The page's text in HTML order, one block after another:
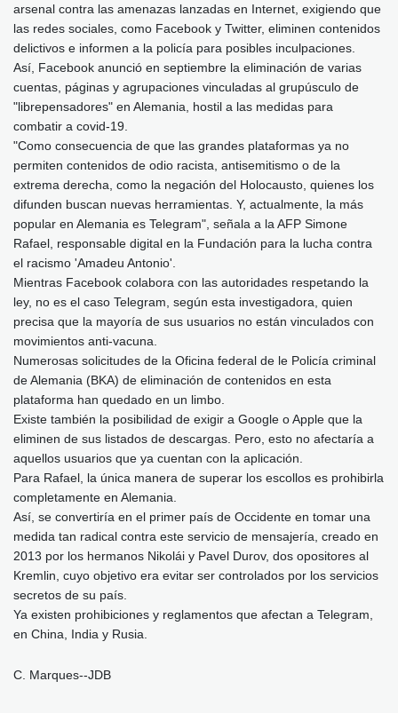
arsenal contra las amenazas lanzadas en Internet, exigiendo que
las redes sociales, como Facebook y Twitter, eliminen contenidos
delictivos e informen a la policía para posibles inculpaciones.
Así, Facebook anunció en septiembre la eliminación de varias
cuentas, páginas y agrupaciones vinculadas al grupúsculo de
"librepensadores" en Alemania, hostil a las medidas para
combatir a covid-19.
"Como consecuencia de que las grandes plataformas ya no
permiten contenidos de odio racista, antisemitismo o de la
extrema derecha, como la negación del Holocausto, quienes los
difunden buscan nuevas herramientas. Y, actualmente, la más
popular en Alemania es Telegram", señala a la AFP Simone
Rafael, responsable digital en la Fundación para la lucha contra
el racismo 'Amadeu Antonio'.
Mientras Facebook colabora con las autoridades respetando la
ley, no es el caso Telegram, según esta investigadora, quien
precisa que la mayoría de sus usuarios no están vinculados con
movimientos anti-vacuna.
Numerosas solicitudes de la Oficina federal de le Policía criminal
de Alemania (BKA) de eliminación de contenidos en esta
plataforma han quedado en un limbo.
Existe también la posibilidad de exigir a Google o Apple que la
eliminen de sus listados de descargas. Pero, esto no afectaría a
aquellos usuarios que ya cuentan con la aplicación.
Para Rafael, la única manera de superar los escollos es prohibirla
completamente en Alemania.
Así, se convertiría en el primer país de Occidente en tomar una
medida tan radical contra este servicio de mensajería, creado en
2013 por los hermanos Nikolái y Pavel Durov, dos opositores al
Kremlin, cuyo objetivo era evitar ser controlados por los servicios
secretos de su país.
Ya existen prohibiciones y reglamentos que afectan a Telegram,
en China, India y Rusia.
C. Marques--JDB